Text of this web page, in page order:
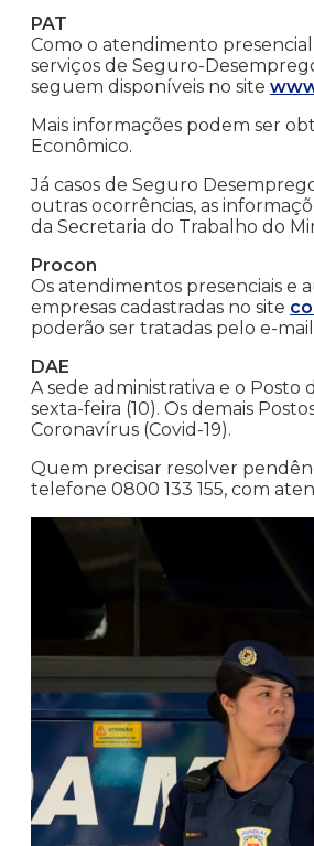
PAT
Como o atendimento
serviços de Seguro-
seguem disponíveis no site
Mais informações podem ser
Econômico.
Já casos de Seguro
outras ocorrências, as
da Secretaria do Trabalho do
Procon
Os atendimentos presenciais e
empresas cadastradas no site
poderão ser tratadas pelo e-mail
DAE
A sede administrativa e o
sexta-feira (10). Os demais
Coronavírus (Covid-19).
Quem precisar resolver
telefone 0800 133 155, com